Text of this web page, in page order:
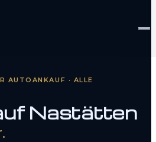
AUTOANKAUF · ALLE
Nastätten